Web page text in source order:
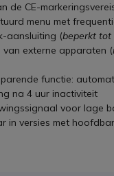
de CE-
menu met
aansluiting (beperkt tot
van externe apparaten (
functie:
na 4 uur inactiviteit
voor lage
in versies met